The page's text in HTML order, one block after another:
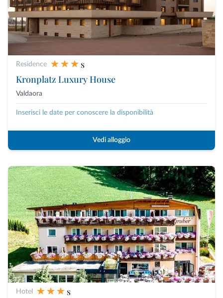
Residence
s
Kronplatz Luxury House
Valdaora
Inserisci le date per conoscere la disponibilità
Vedi alloggio
Hotel
s